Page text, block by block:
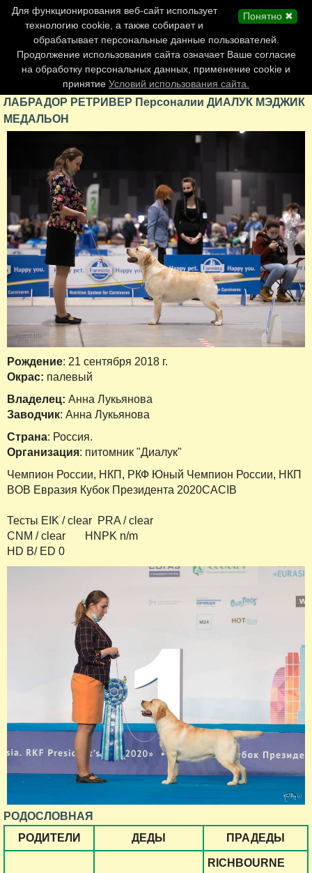
Главная страница
Обновления сайта
Контакты
Персоналии
Форум
ЛАБРАДОР РЕТРИВЕР Персоналии ДИАЛУК МЭДЖИК
МЕДАЛЬОН
Рождение: 21 сентября 2018 г.
Окрас: палевый
Владелец: Анна Лукьянова
Заводчик: Анна Лукьянова
Страна: Россия.
Организация: питомник "Диалук"
Чемпион России, НКП, РКФ Юный Чемпион России, НКП
BOB Евразия Кубок Президента 2020CACIB
Тесты EIK / clear PRA / clear
CNM / clear​ ​ ​ ​ ​ ​ ​ HNPK n/m
HD B/ ED 0
РОДОСЛОВНАЯ
РОДИТЕЛИ
ДЕДЫ ПРАДЕДЫ
RICHBOURNE
Понятно ✖
Для функционирования веб-сайт использует
технологию cookie, а также собирает и
обрабатывает персональные данные пользователей.
Продолжение использования сайта означает Ваше согласие
на обработку персональных данных, применение cookie и
принятие Условий использования сайта.